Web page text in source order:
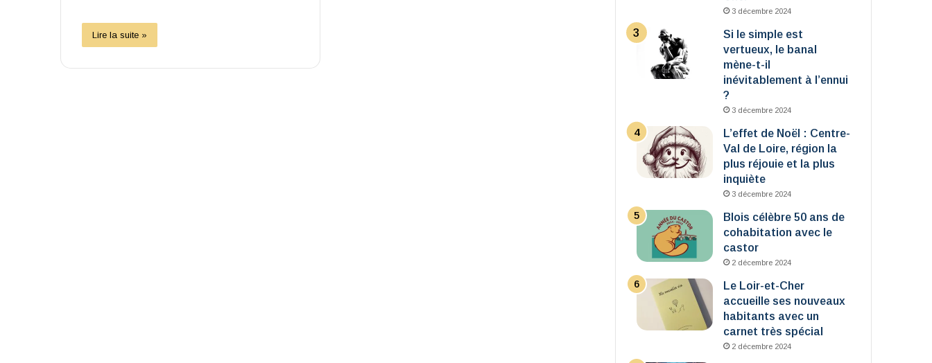
Lire la suite »
3 décembre 2024
Si le simple est
vertueux, le banal
mène-t-il
inévitablement à l’ennui
?
3 décembre 2024
L’effet de Noël : Centre-
Val de Loire, région la
plus réjouie et la plus
inquiète
3 décembre 2024
Blois célèbre 50 ans de
cohabitation avec le
castor
2 décembre 2024
Le Loir-et-Cher
accueille ses nouveaux
habitants avec un
carnet très spécial
2 décembre 2024